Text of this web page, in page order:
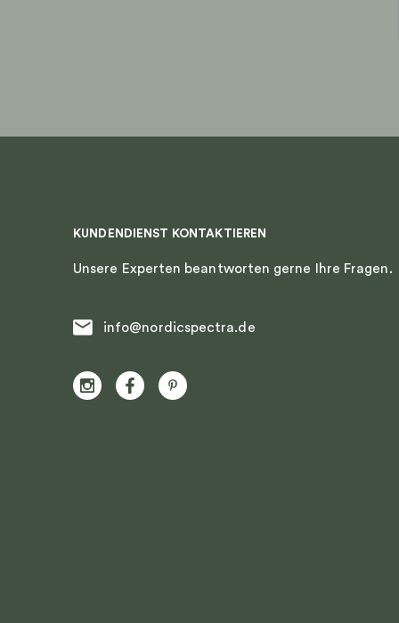
KUNDENDIENST KONTAKTIEREN
Unsere Experten beantworten gerne Ihre Fragen.
info@nordicspectra.de